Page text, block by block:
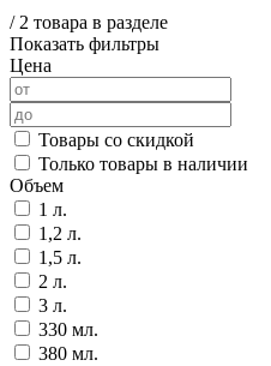
/ 2 товара в разделе
Показать фильтры
Цена
Товары со скидкой
Только товары в наличии
Объем
1 л.
1,2 л.
1,5 л.
2 л.
3 л.
330 мл.
380 мл.